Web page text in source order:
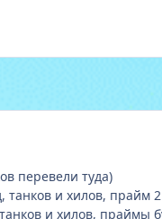
перевели туда)
и хилов, прайм
и хилов, праймы